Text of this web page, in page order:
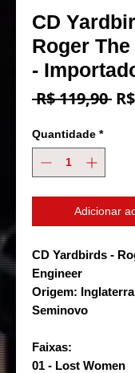
CD
Roger
-
R$ 119,90
Quantidade *
Adicionar
CD Yardbirds -
Engineer
Origem: Inglaterra
Seminovo
Faixas:
01 - Lost Women